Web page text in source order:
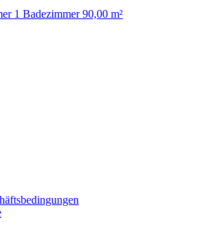
1 Badezimmer 90,00 m²